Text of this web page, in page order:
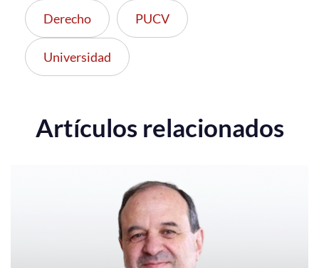
Derecho PUCV
Universidad
Artículos relacionados